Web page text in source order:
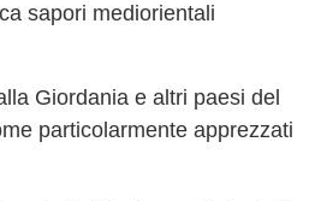
sapori mediorientali
Giordania e altri paesi del
particolarmente apprezzati